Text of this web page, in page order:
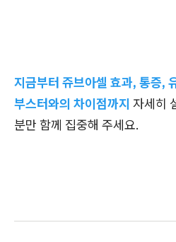
지금부터 쥬브아셀 효과, 통증,
부스터와의 차이점까지 자세히
분만 함께 집중해 주세요.